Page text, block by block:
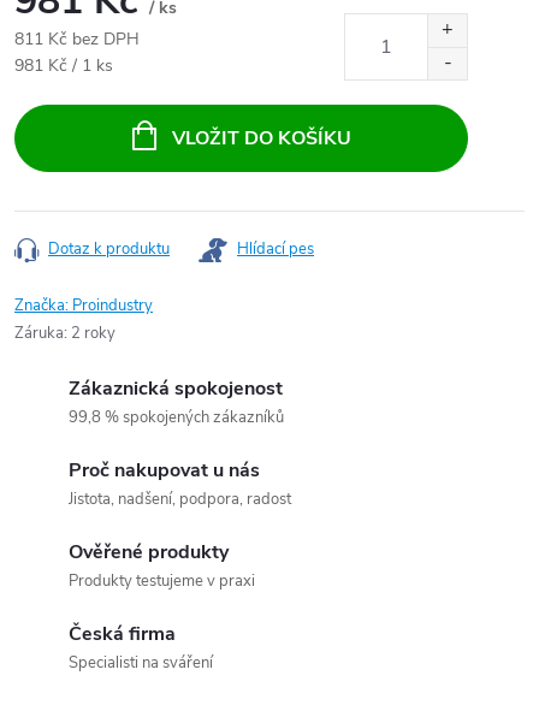
/ ks
811 Kč bez DPH
Měrná cena:
981 Kč / 1 ks
VLOŽIT DO KOŠÍKU
Dotaz k produktu Hlídací pes
Značka: Proindustry
Záruka: 2 roky
Zákaznická spokojenost
99,8 % spokojených zákazníků
Proč nakupovat u nás
Jistota, nadšení, podpora, radost
Ověřené produkty
Produkty testujeme v praxi
Česká firma
Specialisti na sváření